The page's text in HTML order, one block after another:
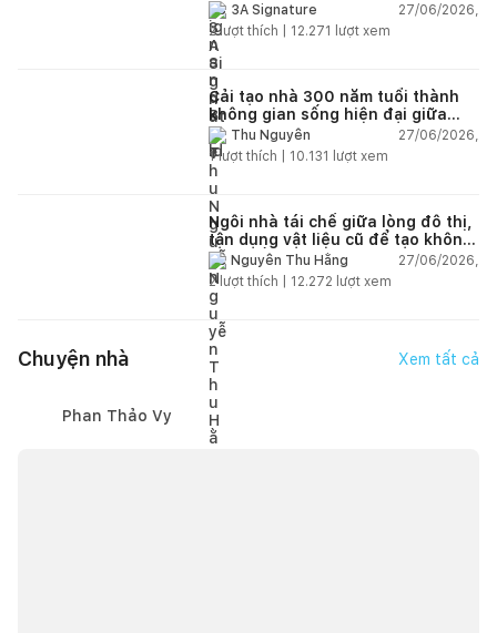
3A Signature
27/06/2026,
2lượt thích | 12.271 lượt xem
Cải tạo nhà 300 năm tuổi thành
không gian sống hiện đại giữa
thiên nhiên
Thu Nguyễn
27/06/2026,
1lượt thích | 10.131 lượt xem
Ngôi nhà tái chế giữa lòng đô thị,
tận dụng vật liệu cũ để tạo không
gian sống linh hoạt
Nguyễn Thu Hằng
27/06/2026,
2lượt thích | 12.272 lượt xem
Chuyện nhà Xem tất cả
Phan Thảo Vy